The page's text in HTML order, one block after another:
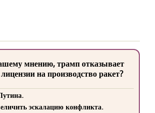
мнению, трамп отказывает
на производство ракет?
эскалацию конфликта.